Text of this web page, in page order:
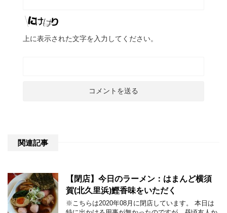
上に表示された文字を入力してください。
関連記事
【閉店】今日のラーメン：はまんど横須
賀(北久里浜)鰹香味をいただく
※こちらは2020年08月に閉店しています。 本日は